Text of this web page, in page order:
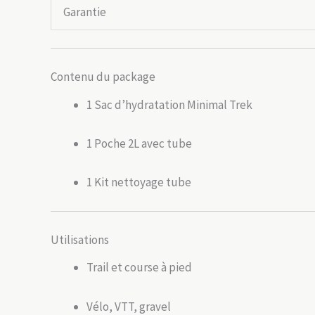
Garantie
Contenu du package
1 Sac d’hydratation Minimal Trek
1 Poche 2L avec tube
1 Kit nettoyage tube
Utilisations
Trail et course à pied
Vélo, VTT, gravel